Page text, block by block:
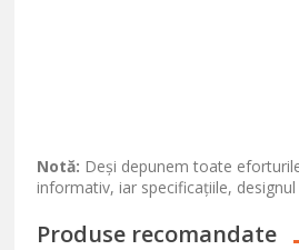
Notă: Deși depunem toate
informativ, iar specificațiile,
Produse recomandate